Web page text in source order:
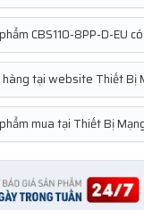
CBS110-8PP-D-EU
hàng tại website Thiết Bị
mua tại Thiết Bị